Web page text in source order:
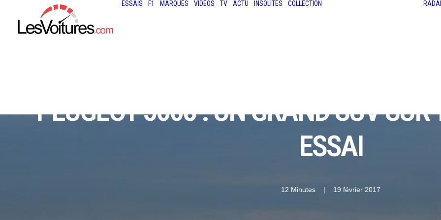
ESSAIS F1 MARQUES VIDÉOS TV ACTU INSOLITES COLLECTION
PEUGEOT 5008 : UN GRAND SUV
ESSAI
12 Minutes | 19 février 2017